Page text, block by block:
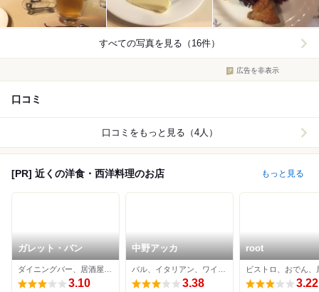
すべての写真を見る（16件）
広告を非表示
口コミ
口コミをもっと見る（4人）
[PR] 近くの洋食・西洋料理のお店 もっと見る
ガレット・バン
3.10
中野アッカ
3.38
root
ビストロ、おでん、
3.22